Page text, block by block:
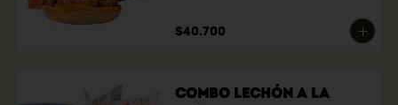
$40.700
Combo Lechón a la